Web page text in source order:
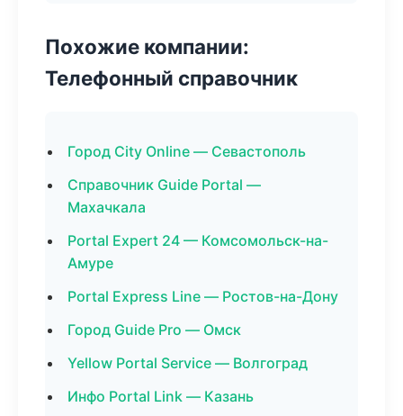
Похожие компании:
Телефонный справочник
Город City Online — Севастополь
Справочник Guide Portal —
Махачкала
Portal Expert 24 — Комсомольск-на-
Амуре
Portal Express Line — Ростов-на-Дону
Город Guide Pro — Омск
Yellow Portal Service — Волгоград
Инфо Portal Link — Казань